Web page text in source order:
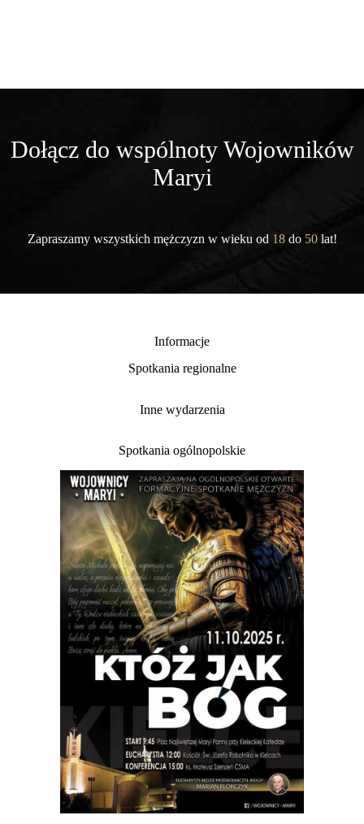
Dołącz do wspólnoty Wojowników
Maryi
Zapraszamy wszystkich mężczyzn w wieku od 18 do50 lat!
Informacje
Spotkania regionalne
Inne wydarzenia
Spotkania ogólnopolskie